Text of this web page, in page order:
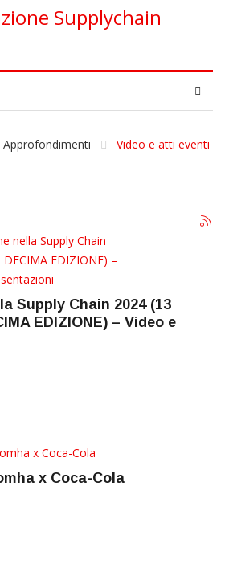
Approfondimenti
Video e atti eventi
Supply Chain 2024 (13
EDIZIONE) – Video e
x Coca-Cola